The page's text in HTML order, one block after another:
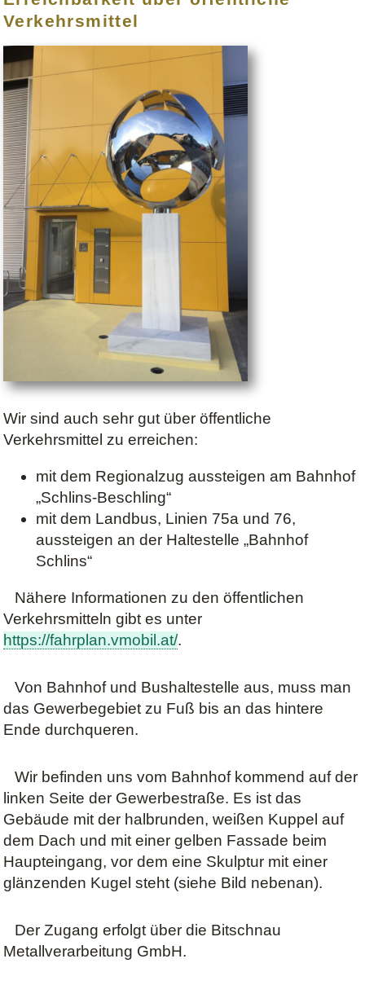
Verkehrsmittel
Wir sind auch sehr gut über öffentliche
Verkehrsmittel zu erreichen:
mit dem Regionalzug aussteigen am Bahnhof
„Schlins-Beschling“
mit dem Landbus, Linien 75a und 76,
aussteigen an der Haltestelle „Bahnhof
Schlins“
Nähere Informationen zu den öffentlichen
Verkehrsmitteln gibt es unter
https://fahrplan.vmobil.at/.
Von Bahnhof und Bushaltestelle aus, muss man
das Gewerbegebiet zu Fuß bis an das hintere
Ende durchqueren.
Wir befinden uns vom Bahnhof kommend auf der
linken Seite der Gewerbestraße. Es ist das
Gebäude mit der halbrunden, weißen Kuppel auf
dem Dach und mit einer gelben Fassade beim
Haupteingang, vor dem eine Skulptur mit einer
glänzenden Kugel steht (siehe Bild nebenan).
Der Zugang erfolgt über die Bitschnau
Metallverarbeitung GmbH.